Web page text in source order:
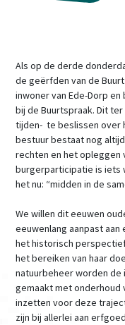
Als op de derde
de geërfden van de
inwoner van Ede-Dorp
bij de Buurtspraak. Dit
tijden- te beslissen over
bestuur bestaat nog
rechten en het opleggen
burgerparticipatie is iets
het nu: “midden in de
We willen dit eeuwen
eeuwenlang aanpast
het historisch
het bereiken van haar
natuurbeheer worden
gemaakt met onderhoud
inzetten voor deze
zijn bij allerlei aan